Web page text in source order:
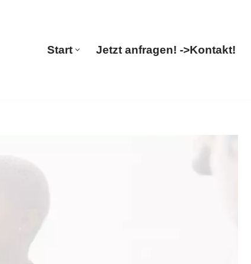
Start Jetzt anfragen! ->Kontakt!